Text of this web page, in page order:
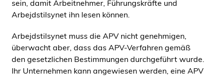
sein, damit Arbeitnehmer, Führungskräfte und
Arbejdstilsynet ihn lesen können.
Arbejdstilsynet muss die APV nicht genehmigen,
überwacht aber, dass das APV-Verfahren gemäß
den gesetzlichen Bestimmungen durchgeführt wurde.
Ihr Unternehmen kann angewiesen werden, eine APV